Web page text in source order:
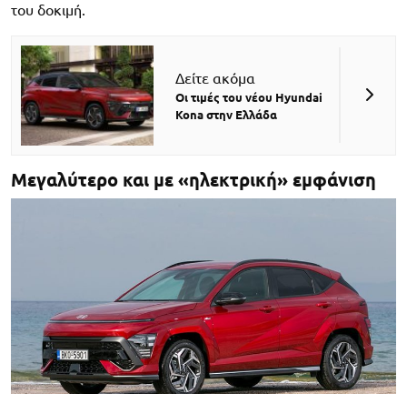
του δοκιμή.
Δείτε ακόμα
Οι τιμές του νέου Hyundai
Kona στην Ελλάδα
Μεγαλύτερο και με «ηλεκτρική» εμφάνιση